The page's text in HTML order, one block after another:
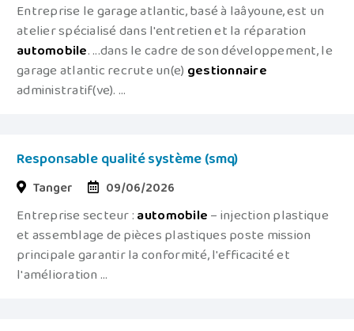
Entreprise le garage atlantic, basé à laâyoune, est un
atelier spécialisé dans l'entretien et la réparation
automobile. ...dans le cadre de son développement, le
garage atlantic recrute un(e) gestionnaire
administratif(ve). ...
Responsable qualité système (smq)
Tanger 09/06/2026
Entreprise secteur :automobile– injection plastique
et assemblage de pièces plastiques poste mission
principale garantir la conformité, l'efficacité et
l'amélioration ...